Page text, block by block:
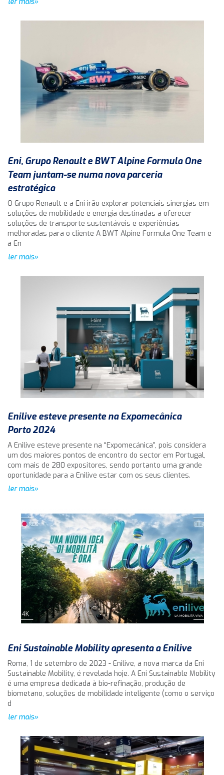
Eni, Grupo Renault e BWT Alpine Formula One
Team juntam-se numa nova parceria
estratégica
O Grupo Renault e a Eni irão explorar potenciais sinergias em
soluções de mobilidade e energia destinadas a oferecer
soluções de transporte sustentáveis e experiências
melhoradas para o cliente A BWT Alpine Formula One Team e
a En
ler mais»
Enilive esteve presente na Expomecânica
Porto 2024
A Enilive esteve presente na “Expomecánica”, pois considera
um dos maiores pontos de encontro do sector em Portugal,
com mais de 280 expositores, sendo portanto uma grande
oportunidade para a Enilive estar com os seus clientes.
ler mais»
Eni Sustainable Mobility apresenta a Enilive
Roma, 1 de setembro de 2023 - Enilive, a nova marca da Eni
Sustainable Mobility, é revelada hoje. A Eni Sustainable Mobility
é uma empresa dedicada à bio-refinação, produção de
biometano, soluções de mobilidade inteligente (como o serviço
d
ler mais»